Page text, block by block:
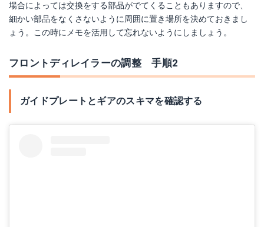
場合によっては交換をする部品がでてくることもありますので、
細かい部品をなくさないように周囲に置き場所を決めておきまし
ょう。この時にメモを活用して忘れないようにしましょう。
フロントディレイラーの調整 手順2
ガイドプレートとギアのスキマを確認する